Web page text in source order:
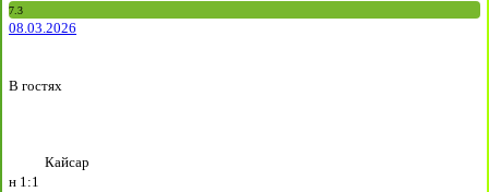
7.3
08.03.2026
В гостях
Кайсар
н 1:1